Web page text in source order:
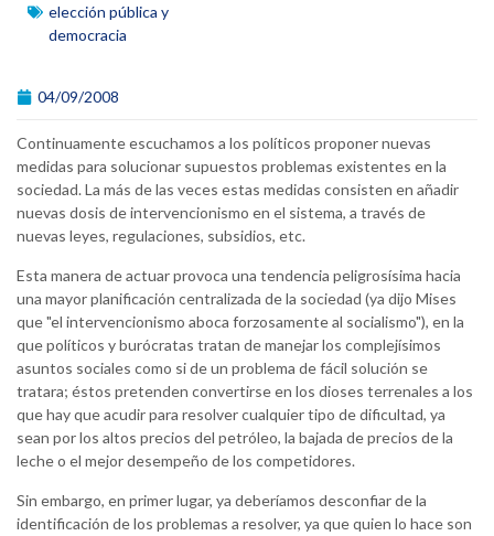
elección pública y
democracia
04/09/2008
Continuamente escuchamos a los políticos proponer nuevas
medidas para solucionar supuestos problemas existentes en la
sociedad. La más de las veces estas medidas consisten en añadir
nuevas dosis de intervencionismo en el sistema, a través de
nuevas leyes, regulaciones, subsidios, etc.
Esta manera de actuar provoca una tendencia peligrosísima hacia
una mayor planificación centralizada de la sociedad (ya dijo Mises
que "el intervencionismo aboca forzosamente al socialismo"), en la
que políticos y burócratas tratan de manejar los complejísimos
asuntos sociales como si de un problema de fácil solución se
tratara; éstos pretenden convertirse en los dioses terrenales a los
que hay que acudir para resolver cualquier tipo de dificultad, ya
sean por los altos precios del petróleo, la bajada de precios de la
leche o el mejor desempeño de los competidores.
Sin embargo, en primer lugar, ya deberíamos desconfiar de la
identificación de los problemas a resolver, ya que quien lo hace son